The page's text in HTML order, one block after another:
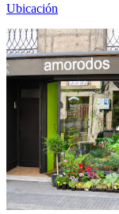
Ubicación